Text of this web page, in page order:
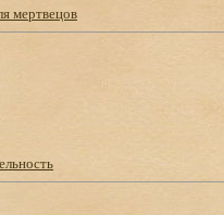
мертвецов